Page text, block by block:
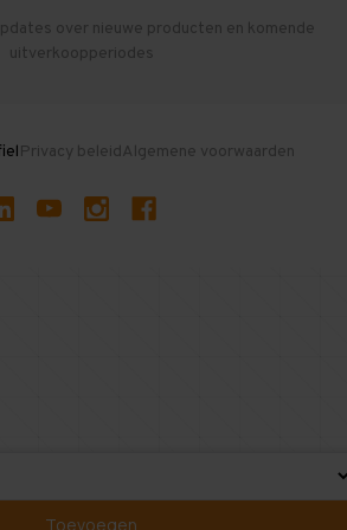
over nieuwe producten en komende
uitverkoopperiodes
Privacy beleidAlgemene voorwaarden
Toevoegen